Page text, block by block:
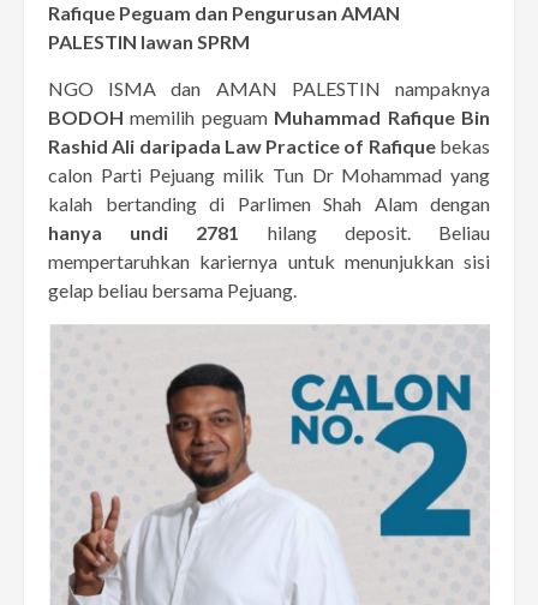
Rafique Peguam dan Pengurusan AMAN
PALESTIN lawan SPRM
NGO ISMA dan AMAN PALESTIN nampaknya
BODOH memilih peguam Muhammad Rafique Bin
Rashid Ali daripada Law Practice of Rafiquebekas
calon Parti Pejuang milik Tun Dr Mohammad yang
kalah bertanding di Parlimen Shah Alam dengan
hanya undi 2781 hilang deposit. Beliau
mempertaruhkan kariernya untuk menunjukkan sisi
gelap beliau bersama Pejuang.